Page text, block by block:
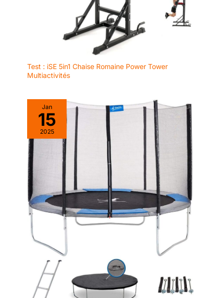
Test : iSE 5in1 Chaise Romaine Power Tower
Multiactivités
Jan
15
2025